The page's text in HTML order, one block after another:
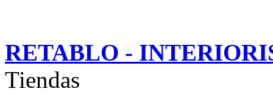
RETABLO -
Tiendas